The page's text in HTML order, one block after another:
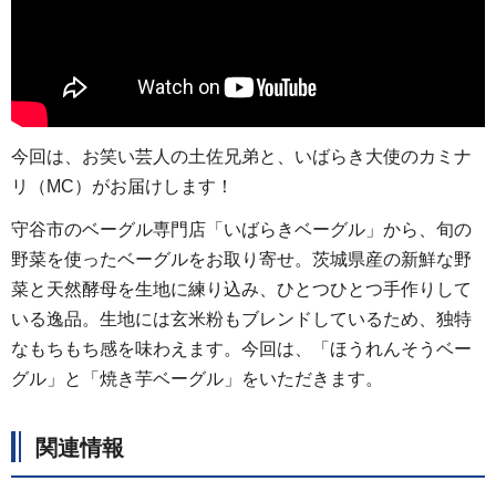
今回は、お笑い芸人の土佐兄弟と、いばらき大使のカミナ
リ（MC）がお届けします！
守谷市のベーグル専門店「いばらきベーグル」から、旬の
野菜を使ったベーグルをお取り寄せ。茨城県産の新鮮な野
菜と天然酵母を生地に練り込み、ひとつひとつ手作りして
いる逸品。生地には玄米粉もブレンドしているため、独特
なもちもち感を味わえます。今回は、「ほうれんそうベー
グル」と「焼き芋ベーグル」をいただきます。
関連情報